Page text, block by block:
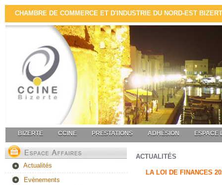
CHAMBRE DE COMMERCE ET D'INDUSTRIE DU NORD-EST
BIZERTE CCINE PRESTATIONS ADHÉSION ESPACE
Actualités
Evènements
ACTUALITÉS
LA LOI DE FINANCES